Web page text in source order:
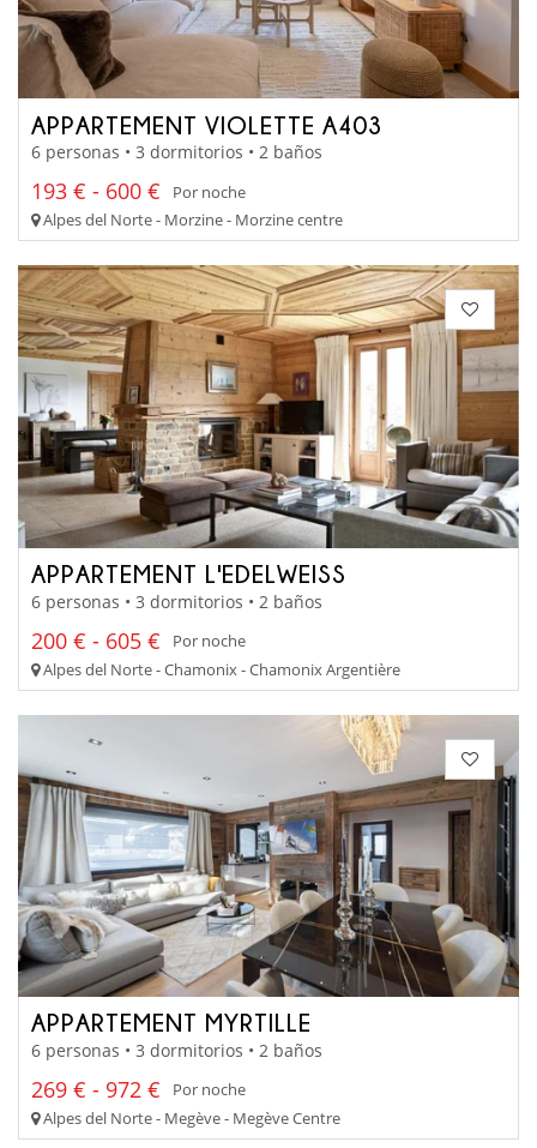
APPARTEMENT VIOLETTE A403
6 personas • 3 dormitorios • 2 baños
193 € - 600 €
Por noche
Alpes del Norte - Morzine - Morzine centre
APPARTEMENT L'EDELWEISS
6 personas • 3 dormitorios • 2 baños
200 € - 605 €
Por noche
Alpes del Norte - Chamonix - Chamonix Argentière
APPARTEMENT MYRTILLE
6 personas • 3 dormitorios • 2 baños
269 € - 972 €
Por noche
Alpes del Norte - Megève - Megève Centre